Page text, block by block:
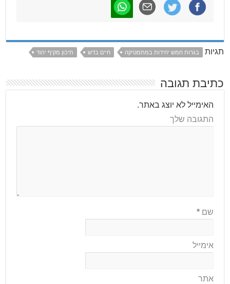
תגיות בגרות חמש יחידות במתמטיקה חיים בדש תיכון מקיף יהוד
כתיבת תגובה
האימייל לא יוצג באתר.
התגובה שלך
שם*
אימייל
אתר